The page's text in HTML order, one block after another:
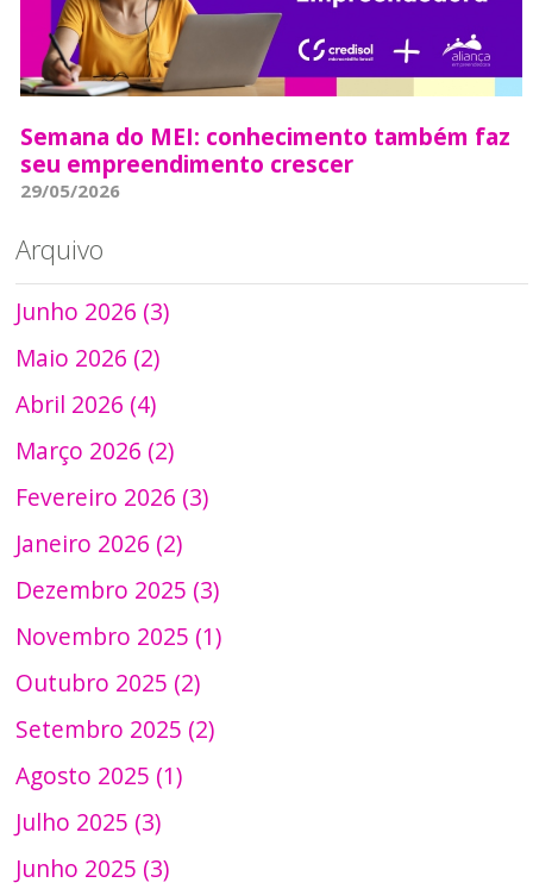
Semana do MEI: conhecimento também faz
seu empreendimento crescer
29/05/2026
Arquivo
Junho 2026 (3)
Maio 2026 (2)
Abril 2026 (4)
Março 2026 (2)
Fevereiro 2026 (3)
Janeiro 2026 (2)
Dezembro 2025 (3)
Novembro 2025 (1)
Outubro 2025 (2)
Setembro 2025 (2)
Agosto 2025 (1)
Julho 2025 (3)
Junho 2025 (3)